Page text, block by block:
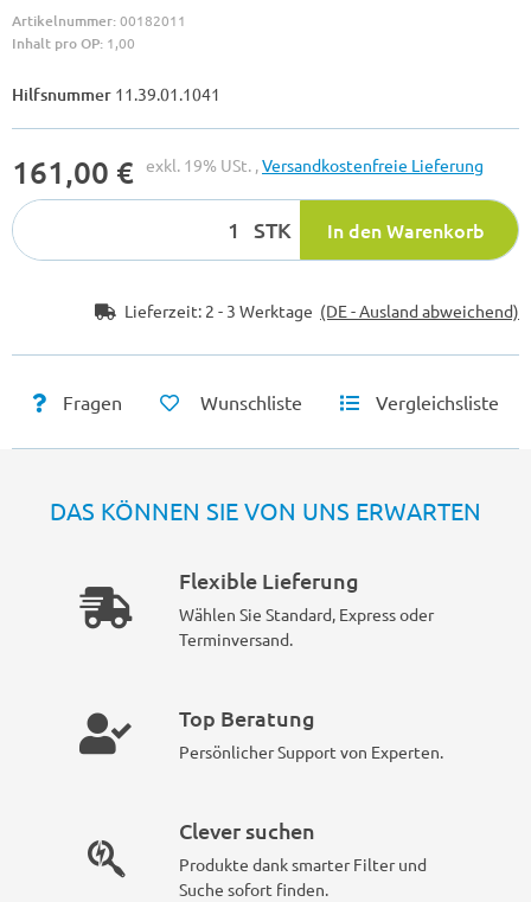
Artikelnummer:00182011
Inhalt pro OP: 1,00
Hilfsnummer 11.39.01.1041
161,00 € exkl. 19% USt. ,Versandkostenfreie Lieferung
STK In den Warenkorb
Lieferzeit: 2 - 3 Werktage (DE - Ausland abweichend)
Fragen Wunschliste Vergleichsliste
DAS KÖNNEN SIE VON UNS ERWARTEN
Flexible Lieferung
Wählen Sie Standard, Express oder
Terminversand.
Top Beratung
Persönlicher Support von Experten.
Clever suchen
Produkte dank smarter Filter und
Suche sofort finden.